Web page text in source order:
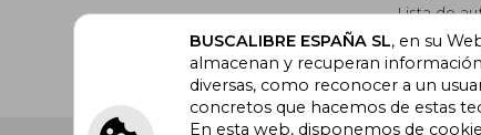
Lista de
Incentivo
Libros
BUSCALIBRE ESPAÑA SL, en su
almacenan y recuperan
diversas, como reconocer a un
concretos que hacemos de estas
En esta web, disponemos de